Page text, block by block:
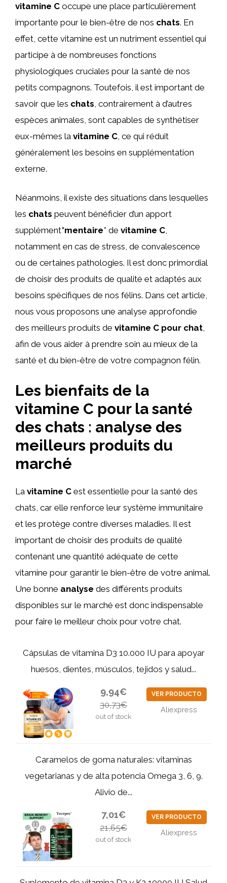
vitamine C occupe une place particulièrement
importante pour le bien-être de nos chats. En
effet, cette vitamine est un nutriment essentiel qui
participe à de nombreuses fonctions
physiologiques cruciales pour la santé de nos
petits compagnons. Toutefois, il est important de
savoir que les chats , contrairement à d’autres
espèces animales, sont capables de synthétiser
eux-mêmes la vitamine C , ce qui réduit
généralement les besoins en supplémentation
externe.
Néanmoins, il existe des situations dans lesquelles
les chats peuvent bénéficier d’un apport
supplément*mentaire* de vitamine C,
notamment en cas de stress, de convalescence
ou de certaines pathologies. Il est donc primordial
de choisir des produits de qualité et adaptés aux
besoins spécifiques de nos félins. Dans cet article,
nous vous proposons une analyse approfondie
des meilleurs produits de vitamine C pour chat,
afin de vous aider à prendre soin au mieux de la
santé et du bien-être de votre compagnon félin.
Les bienfaits de la
vitamine C pour la santé
des chats : analyse des
meilleurs produits du
marché
La vitamine C est essentielle pour la santé des
chats, car elle renforce leur système immunitaire
et les protège contre diverses maladies. Il est
important de choisir des produits de qualité
contenant une quantité adéquate de cette
vitamine pour garantir le bien-être de votre animal.
Une bonne analyse des différents produits
disponibles sur le marché est donc indispensable
pour faire le meilleur choix pour votre chat.
Cápsulas de vitamina D3 10.000 IU para apoyar
huesos, dientes, músculos, tejidos y salud...
9,94€
30,73€
out of stock
VER PRODUCTO
Aliexpress
Caramelos de goma naturales: vitaminas
vegetarianas y de alta potencia Omega 3, 6, 9.
Alivio de...
7,01€
21,65€
out of stock
VER PRODUCTO
Aliexpress